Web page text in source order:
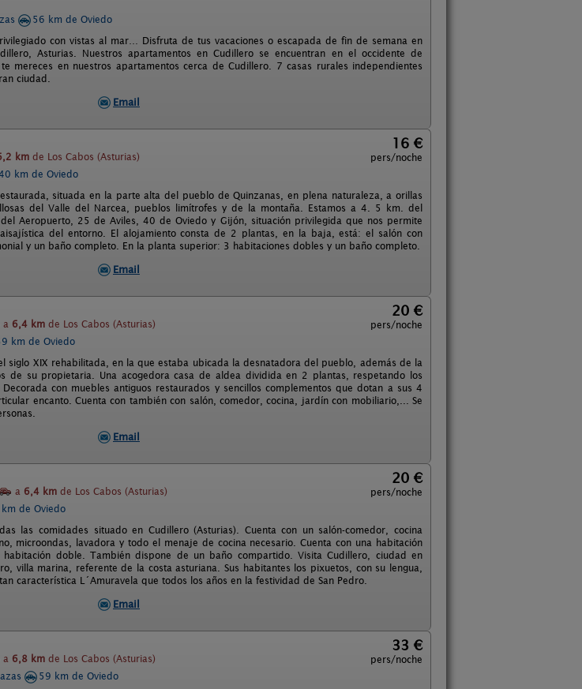
56 km de Oviedo
con vistas al mar… Disfruta de tus vacaciones o escapada de fin de semana en
Asturias. Nuestros apartamentos en Cudillero se encuentran en el occidente de
mereces en nuestros apartamentos cerca de Cudillero. 7 casas rurales independientes
ciudad.
Email
km de Los Cabos (Asturias)
16 €
pers/noche
km de Oviedo
situada en la parte alta del pueblo de Quinzanas, en plena naturaleza, a orillas
del Valle del Narcea, pueblos limítrofes y de la montaña. Estamos a 4. 5 km. del
Aeropuerto, 25 de Aviles, 40 de Oviedo y Gijón, situación privilegida que nos permite
del entorno. El alojamiento consta de 2 plantas, en la baja, está: el salón con
y un baño completo. En la planta superior: 3 habitaciones dobles y un baño completo.
Email
a 6,4 km de Los Cabos (Asturias)
20 €
pers/noche
km de Oviedo
siglo XIX rehabilitada, en la que estaba ubicada la desnatadora del pueblo, además de la
de su propietaria. Una acogedora casa de aldea dividida en 2 plantas, respetando los
con muebles antiguos restaurados y sencillos complementos que dotan a sus 4
encanto. Cuenta con también con salón, comedor, cocina, jardín con mobiliario,... Se
Email
a 6,4 km de Los Cabos (Asturias)
20 €
pers/noche
de Oviedo
las comidades situado en Cudillero (Asturias). Cuenta con un salón-comedor, cocina
microondas, lavadora y todo el menaje de cocina necesario. Cuenta con una habitación
doble. También dispone de un baño compartido. Visita Cudillero, ciudad en
villa marina, referente de la costa asturiana. Sus habitantes los pixuetos, con su lengua,
característica L´Amuravela que todos los años en la festividad de San Pedro.
Email
a 6,8 km de Los Cabos (Asturias)
33 €
pers/noche
59 km de Oviedo